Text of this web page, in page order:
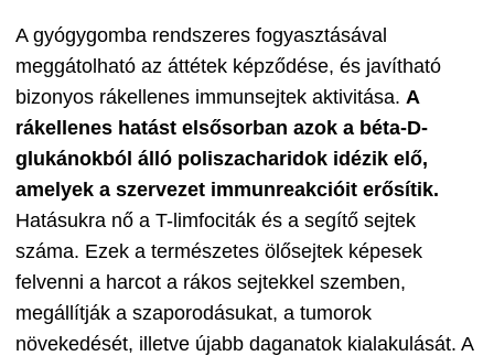
A gyógygomba rendszeres fogyasztásával
meggátolható az áttétek képződése, és javítható
bizonyos rákellenes immunsejtek aktivitása. A
rákellenes hatást elsősorban azok a béta-D-
glukánokból álló poliszacharidok idézik elő,
amelyek a szervezet immunreakcióit erősítik.
Hatásukra nő a T-limfociták és a segítő sejtek
száma. Ezek a természetes ölősejtek képesek
felvenni a harcot a rákos sejtekkel szemben,
megállítják a szaporodásukat, a tumorok
növekedését, illetve újabb daganatok kialakulását. A